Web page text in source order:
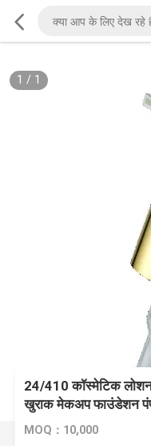
1 / 1
24/410 कॉस्मेटिक लोशन
खुराक मेकअप फाउंडेशन
MOQ：10,000